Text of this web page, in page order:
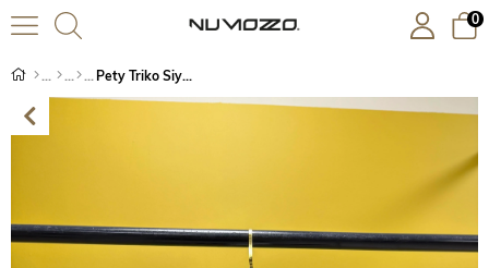
0
Pety Triko Siyah